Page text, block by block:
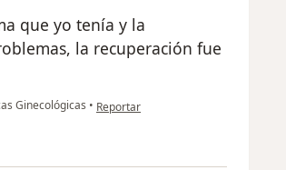
que yo tenía y la
la recuperación fue
Ginecológicas • en opinión del usuario P.R.C.
Reportar